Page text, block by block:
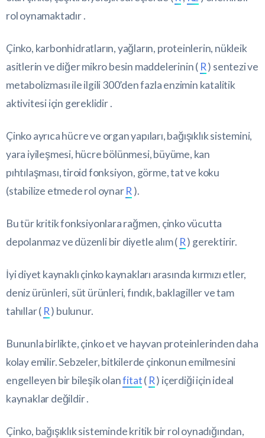
rol oynamaktadır .
Çinko, karbonhidratların, yağların, proteinlerin, nükleik
asitlerin ve diğer mikro besin maddelerinin ( R) sentezi ve
metabolizması ile ilgili 300’den fazla enzimin katalitik
aktivitesi için gereklidir .
Çinko ayrıca hücre ve organ yapıları, bağışıklık sistemini,
yara iyileşmesi, hücre bölünmesi, büyüme, kan
pıhtılaşması, tiroid fonksiyon, görme, tat ve koku
(stabilize etmede rol oynarR ).
Bu tür kritik fonksiyonlara rağmen, çinko vücutta
depolanmaz ve düzenli bir diyetle alım ( R) gerektirir.
İyi diyet kaynaklı çinko kaynakları arasında kırmızı etler,
deniz ürünleri, süt ürünleri, fındık, baklagiller ve tam
tahıllar ( R) bulunur.
Bununla birlikte, çinko et ve hayvan proteinlerinden daha
kolay emilir. Sebzeler, bitkilerde çinkonun emilmesini
engelleyen bir bileşik olanfitat( R) içerdiği için ideal
kaynaklar değildir .
Çinko, bağışıklık sisteminde kritik bir rol oynadığından,